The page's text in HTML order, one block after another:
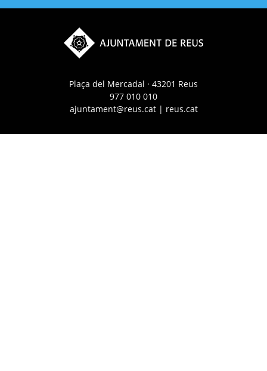
Plaça del Mercadal · 43201 Reus
977 010 010
ajuntament@reus.cat| reus.cat